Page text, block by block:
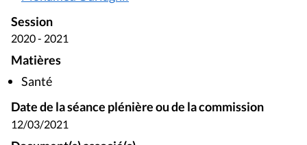
Session
2020 - 2021
Matières
Santé
Date de la séance plénière ou de la commission
12/03/2021